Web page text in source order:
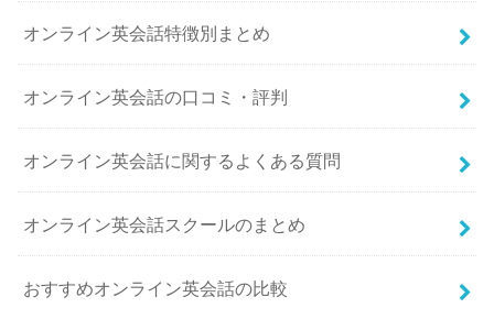
オンライン英会話特徴別まとめ
オンライン英会話の口コミ・評判
オンライン英会話に関するよくある質問
オンライン英会話スクールのまとめ
おすすめオンライン英会話の比較